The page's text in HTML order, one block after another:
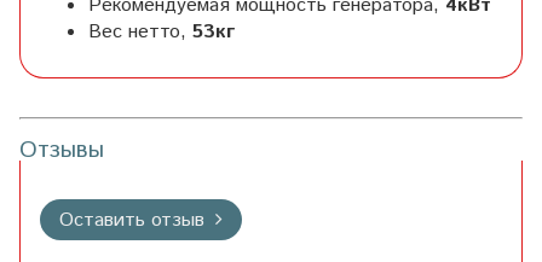
Вес нетто, 53кг
Отзывы
Оставить отзыв